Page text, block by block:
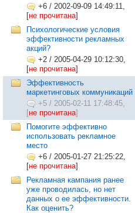
+6 / 2002-09-09 14:49:11,
[не прочитана]
Психологические условия
эффективности рекламных
акций?
+2 / 2005-04-29 10:12:30,
[не прочитана]
Эффективность
маркетинговых коммуникаций
+5 / 2005-02-11 17:48:45,
[не прочитана]
Помогите эффективно
использовать рекламное
место
+6 / 2005-01-27 21:25:22,
[не прочитана]
Рекламная кампания ранее
уже проводилась, но нет
данных о ее эффективности.
Как оценить?